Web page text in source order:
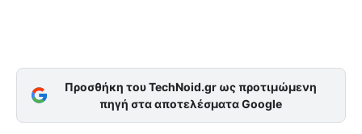
Προσθήκη του TechNoid.gr ως προτιμώμενη
πηγή στα αποτελέσματα Google